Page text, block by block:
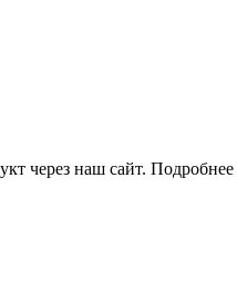
через наш сайт. Подробнее